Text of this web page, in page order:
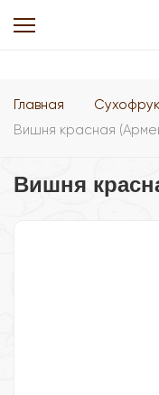
Главная
Вишня красная
Вишня